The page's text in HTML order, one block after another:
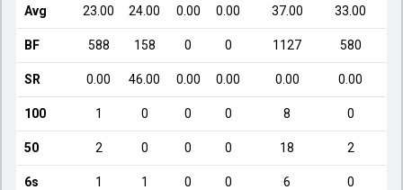
Avg 23.00 24.00 0.00 0.00 37.00 33.00
BF 588 158 0 0 1127 580
SR 0.00 46.00 0.00 0.00 0.00 0.00
100 1 0 0 0 8 0
50 2 0 0 0 18 2
6s 1 1 0 0 6 0